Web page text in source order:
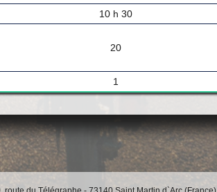
10 h 30
20
1